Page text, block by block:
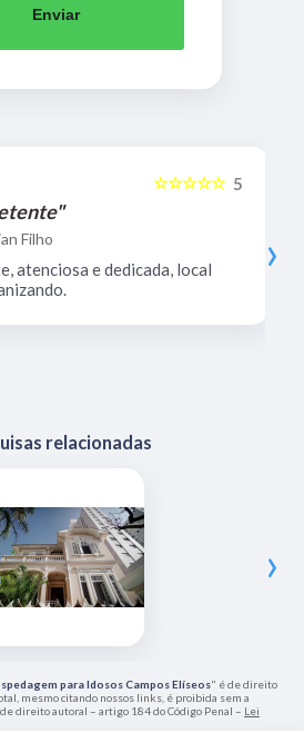
Enviar
5
☆☆☆☆☆
Filho
atenciosa e dedicada, local
›
relacionadas
›
para Idosos Campos Elíseos" é de direito
mesmo citando nossos links, é proibida sem a
direito autoral – artigo 184 do Código Penal – Lei